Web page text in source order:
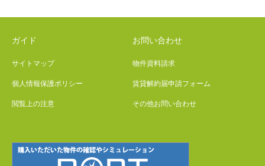
ガイド
サイトマップ
個人情報保護ポリシー
閲覧上の注意
お問い合わせ
物件資料請求
賃貸解約届申請フォーム
その他お問い合わせ